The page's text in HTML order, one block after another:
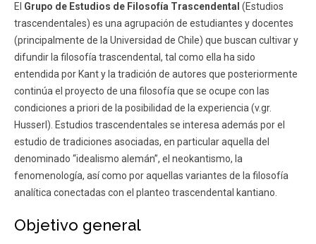
DEPARTAMENTOS
FACULTAD
Estudiantes
Académicos
Funcionarios
Egresados
El Grupo de Estudios de Filosofía Trascendental (Estudios
trascendentales) es una agrupación de estudiantes y docentes
(principalmente de la Universidad de Chile) que buscan cultivar y
difundir la filosofía trascendental, tal como ella ha sido
entendida por Kant y la tradición de autores que posteriormente
continúa el proyecto de una filosofía que se ocupe con las
condiciones a priori de la posibilidad de la experiencia (v.gr.
Husserl). Estudios trascendentales se interesa además por el
estudio de tradiciones asociadas, en particular aquella del
denominado “idealismo alemán”, el neokantismo, la
fenomenología, así como por aquellas variantes de la filosofía
analítica conectadas con el planteo trascendental kantiano.
Objetivo general